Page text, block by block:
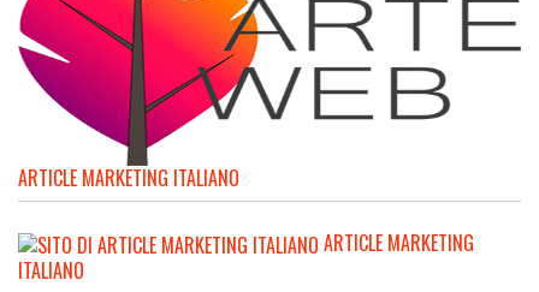
ARTICLE MARKETING ITALIANO
ARTICLE MARKETING
ITALIANO